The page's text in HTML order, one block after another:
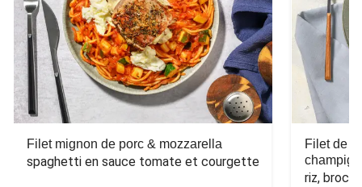
Filet mignon de porc & mozzarella
spaghetti en sauce tomate et courgette
Filet de
riz,